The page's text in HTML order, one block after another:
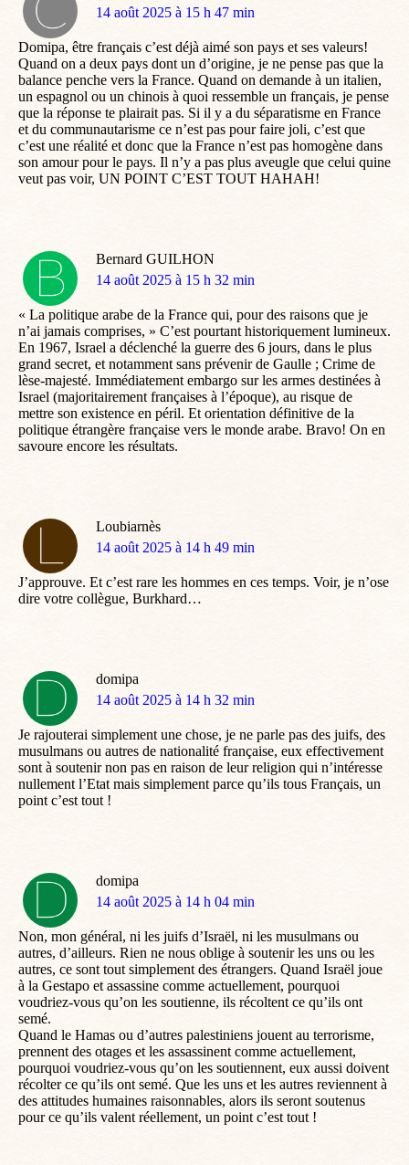
dit
14 août 2025 à 15 h 47 min
Domipa, être français c’est déjà aimé son pays et ses valeurs!
Quand on a deux pays dont un d’origine, je ne pense pas que la
balance penche vers la France. Quand on demande à un italien,
un espagnol ou un chinois à quoi ressemble un français, je pense
que la réponse te plairait pas. Si il y a du séparatisme en France
et du communautarisme ce n’est pas pour faire joli, c’est que
c’est une réalité et donc que la France n’est pas homogène dans
son amour pour le pays. Il n’y a pas plus aveugle que celui quine
veut pas voir, UN POINT C’EST TOUT HAHAH!
Bernard GUILHON
dit
14 août 2025 à 15 h 32 min
« La politique arabe de la France qui, pour des raisons que je
n’ai jamais comprises, » C’est pourtant historiquement lumineux.
En 1967, Israel a déclenché la guerre des 6 jours, dans le plus
grand secret, et notamment sans prévenir de Gaulle ; Crime de
lèse-majesté. Immédiatement embargo sur les armes destinées à
Israel (majoritairement françaises à l’époque), au risque de
mettre son existence en péril. Et orientation définitive de la
politique étrangère française vers le monde arabe. Bravo! On en
savoure encore les résultats.
Loubiarnès
dit
14 août 2025 à 14 h 49 min
J’approuve. Et c’est rare les hommes en ces temps. Voir, je n’ose
dire votre collègue, Burkhard…
domipa
dit
14 août 2025 à 14 h 32 min
Je rajouterai simplement une chose, je ne parle pas des juifs, des
musulmans ou autres de nationalité française, eux effectivement
sont à soutenir non pas en raison de leur religion qui n’intéresse
nullement l’Etat mais simplement parce qu’ils tous Français, un
point c’est tout !
domipa
dit
14 août 2025 à 14 h 04 min
Non, mon général, ni les juifs d’Israël, ni les musulmans ou
autres, d’ailleurs. Rien ne nous oblige à soutenir les uns ou les
autres, ce sont tout simplement des étrangers. Quand Israël joue
à la Gestapo et assassine comme actuellement, pourquoi
voudriez-vous qu’on les soutienne, ils récoltent ce qu’ils ont
semé.
Quand le Hamas ou d’autres palestiniens jouent au terrorisme,
prennent des otages et les assassinent comme actuellement,
pourquoi voudriez-vous qu’on les soutiennent, eux aussi doivent
récolter ce qu’ils ont semé. Que les uns et les autres reviennent à
des attitudes humaines raisonnables, alors ils seront soutenus
pour ce qu’ils valent réellement, un point c’est tout !